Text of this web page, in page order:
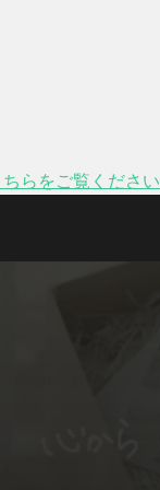
らをご覧ください